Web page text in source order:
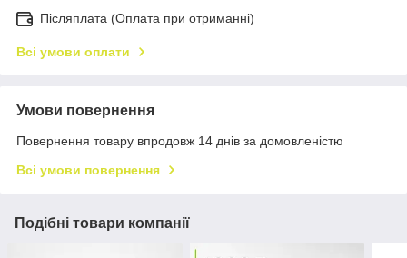
Післяплата (Оплата при отриманні)
Всі умови оплати
Умови повернення
Повернення товару впродовж 14 днів за домовленістю
Всі умови повернення
Подібні товари компанії